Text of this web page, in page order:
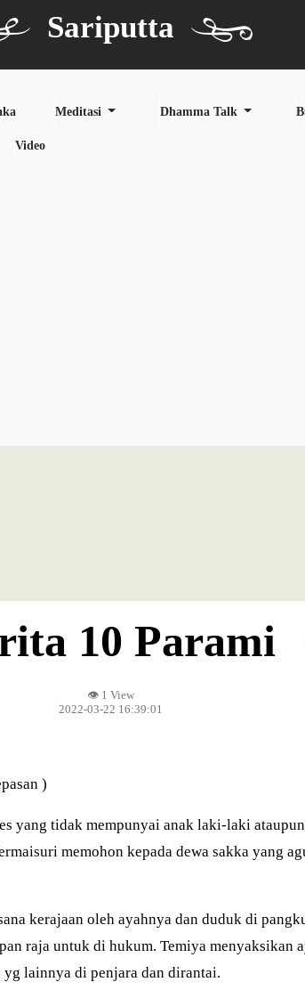
Sariputta
Meditasi Dhamma Talk
Video
10 Parami
👁 1 View
2022-03-22 16:39:01
)
yang tidak mempunyai anak laki-laki
memohon kepada dewa sakka yang
kerajaan oleh ayahnya dan duduk di
raja untuk di hukum. Temiya menyaksikan
yg lainnya di penjara dan dirantai.